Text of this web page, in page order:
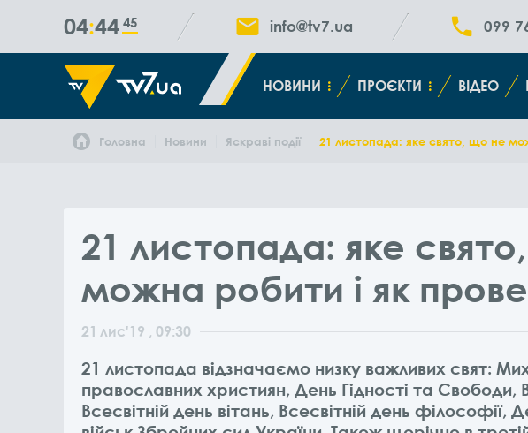
04 44 45 info@tv7.ua 099
НОВИНИ ПРОЄКТИ ВІДЕО
Головна Новини Яскраві події 21 листопада: яке свято, що не
21 листопада: яке
можна робити і як
21 лис'19 , 09:30
21 листопада відзначаємо низку важливих свят:
православних християн, День Гідності та Свободи,
Всесвітній день вітань, Всесвітній день